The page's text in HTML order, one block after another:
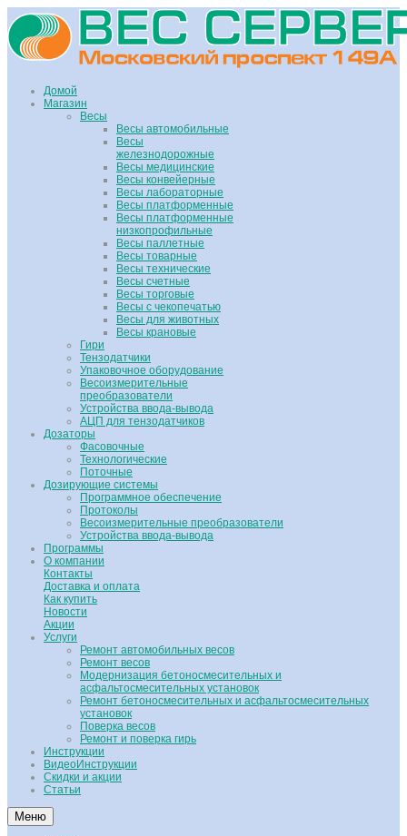
Домой
Магазин
Весы
Весы автомобильные
Весы
железнодорожные
Весы медицинские
Весы конвейерные
Весы лабораторные
Весы платформенные
Весы платформенные
низкопрофильные
Весы паллетные
Весы товарные
Весы технические
Весы счетные
Весы торговые
Весы с чекопечатью
Весы для животных
Весы крановые
Гири
Тензодатчики
Упаковочное оборудование
Весоизмерительные
преобразователи
Устройства ввода-вывода
АЦП для тензодатчиков
Дозаторы
Фасовочные
Технологические
Поточные
Дозирующие системы
Программное обеспечение
Протоколы
Весоизмерительные преобразователи
Устройства ввода-вывода
Программы
О компании
Контакты
Доставка и оплата
Как купить
Новости
Акции
Услуги
Ремонт автомобильных весов
Ремонт весов
Модернизация бетоносмесительных и
асфальтосмесительных установок
Ремонт бетоносмесительных и асфальтосмесительных
установок
Поверка весов
Ремонт и поверка гирь
Инструкции
ВидеоИнструкции
Скидки и акции
Статьи
Меню